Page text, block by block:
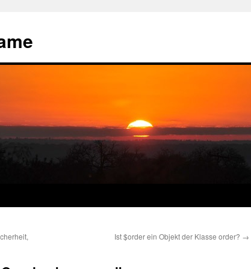
Ist $order ein Objekt der Klasse order? →